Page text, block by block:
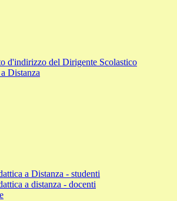
d'indirizzo del Dirigente Scolastico
Distanza
a Distanza - studenti
a distanza - docenti